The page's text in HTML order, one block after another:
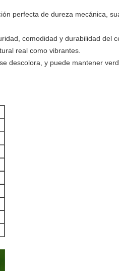
perfecta de dureza mecánica,
comodidad y durabilidad del
real como vibrantes.
descolora, y puede mantener